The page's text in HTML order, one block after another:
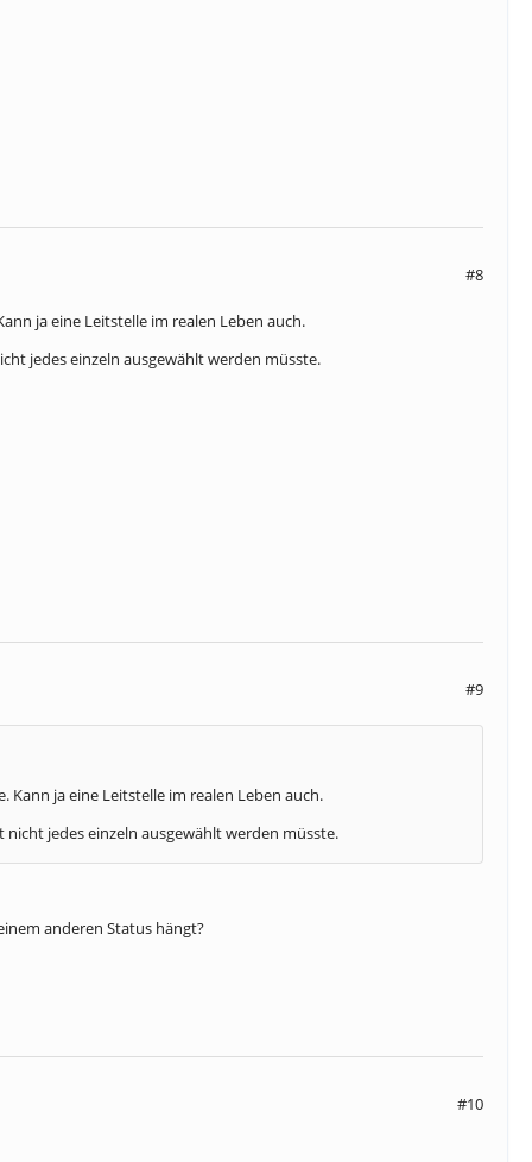
#8
ja eine Leitstelle im realen Leben auch.
jedes einzeln ausgewählt werden müsste.
#9
ja eine Leitstelle im realen Leben auch.
jedes einzeln ausgewählt werden müsste.
anderen Status hängt?
#10